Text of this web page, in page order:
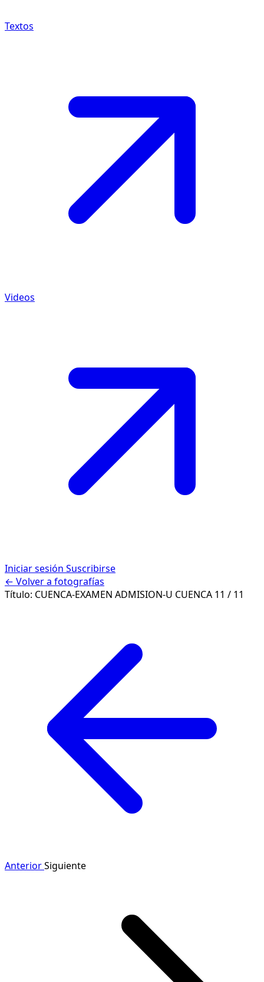
Textos
Videos
Iniciar sesión Suscribirse
← Volver a fotografías
Título: CUENCA-EXAMEN ADMISION-U CUENCA 11 / 11
AnteriorSiguiente